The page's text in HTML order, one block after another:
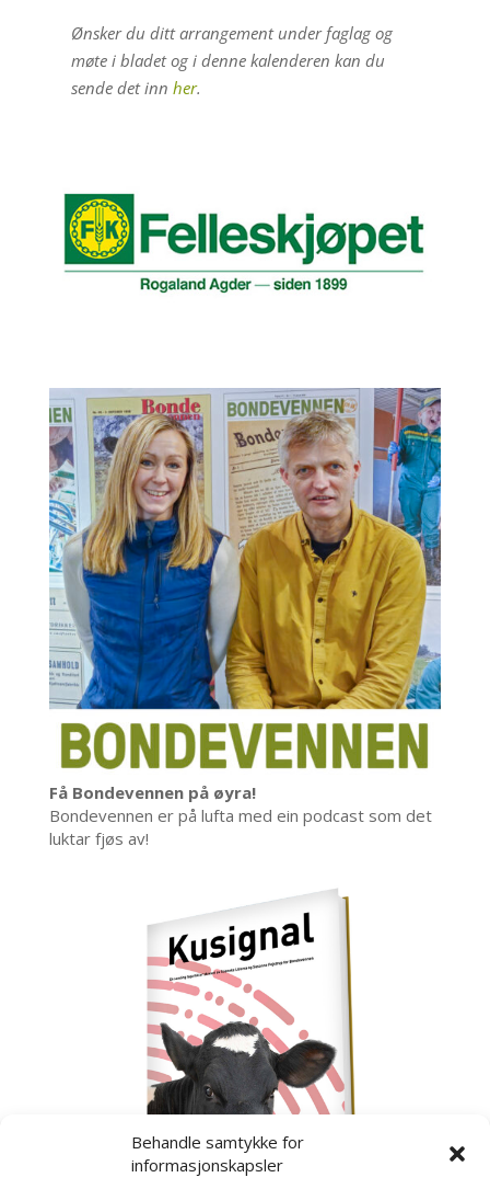
Behandle samtykke for
informasjonskapsler
Ønsker du ditt arrangement under faglag og
møte i bladet og i denne kalenderen kan du
sende det inn her.
Få Bondevennen på øyra!
Bondevennen er på lufta med ein podcast som det
luktar fjøs av!